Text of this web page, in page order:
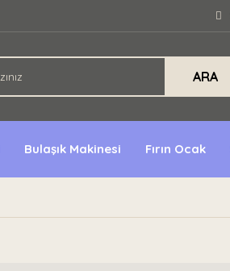
ARA
Bulaşık Makinesi Fırın Ocak